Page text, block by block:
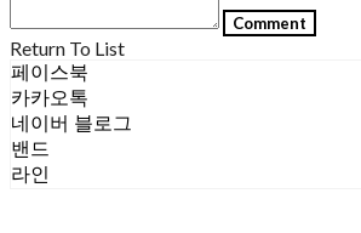
Comment
Return To List
페이스북
카카오톡
네이버 블로그
밴드
라인